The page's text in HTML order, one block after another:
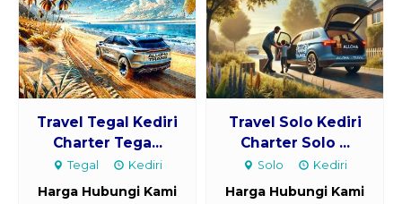
Travel Tegal Kediri
Charter Tega...
Tegal Kediri
Harga Hubungi Kami
Travel Solo Kediri
Charter Solo ...
Solo Kediri
Harga Hubungi Kami